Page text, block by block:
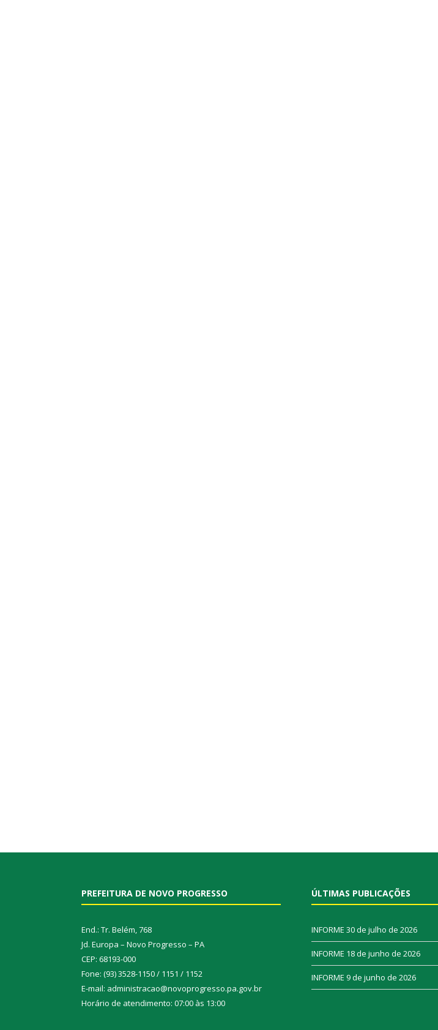
PREFEITURA DE NOVO PROGRESSO
End.: Tr. Belém, 768
Jd. Europa – Novo Progresso – PA
CEP: 68193-000
Fone: (93) 3528-1150 / 1151 / 1152
E-mail: administracao@novoprogresso.pa.gov.br
Horário de atendimento: 07:00 às 13:00
ÚLTIMAS PUBLICAÇÕES
INFORME 30 de julho de 2026
INFORME 18 de junho de 2026
INFORME 9 de junho de 2026